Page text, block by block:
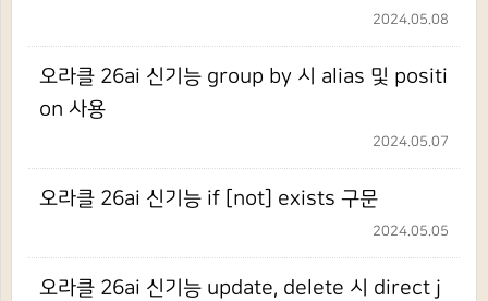
2024.05.08
오라클 26ai 신기능 group by 시 alias 및 positi
on 사용
2024.05.07
오라클 26ai 신기능 if [not] exists 구문
2024.05.05
오라클 26ai 신기능 update, delete 시 direct j